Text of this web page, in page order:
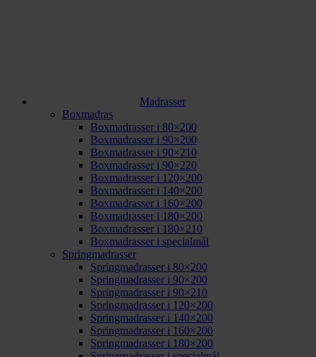
Madrasser
Boxmadras
Boxmadrasser i 80×200
Boxmadrasser i 90×200
Boxmadrasser i 90×210
Boxmadrasser i 90×220
Boxmadrasser i 120×200
Boxmadrasser i 140×200
Boxmadrasser i 160×200
Boxmadrasser i 180×200
Boxmadrasser i 180×210
Boxmadrasser i specialmål
Springmadrasser
Springmadrasser i 80×200
Springmadrasser i 90×200
Springmadrasser i 90×210
Springmadrasser i 120×200
Springmadrasser i 140×200
Springmadrasser i 160×200
Springmadrasser i 180×200